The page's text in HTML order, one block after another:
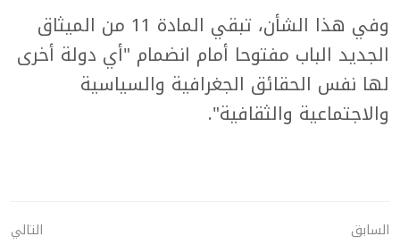
وفي هذا الشأن، تبقي المادة 11 من الميثاق
الجديد الباب مفتوحا أمام انضمام "أي دولة أخرى
لها نفس الحقائق الجغرافية والسياسية
والاجتماعية والثقافية".
السابق
التالي